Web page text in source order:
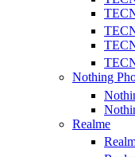
Nothing
Realme